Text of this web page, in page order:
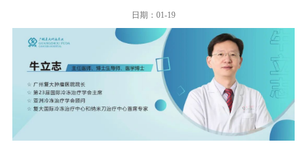
日期：01-19